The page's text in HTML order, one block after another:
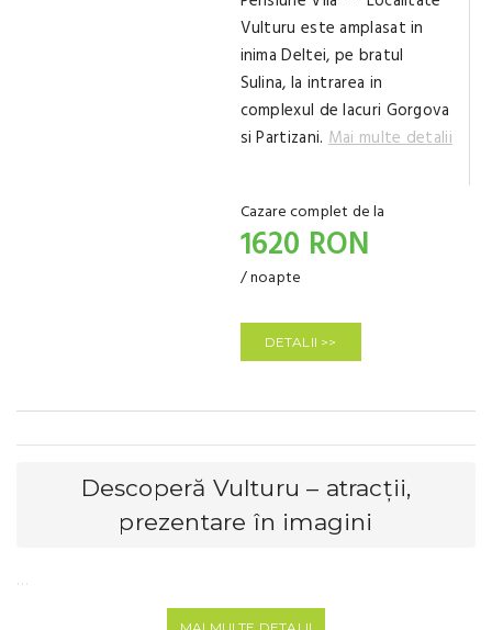
Vulturu este amplasat in
inima Deltei, pe bratul
Sulina, la intrarea in
complexul de lacuri Gorgova
si Partizani. Mai multe detalii
Cazare complet de la
1620 RON
/ noapte
DETALII >>
Descoperă Vulturu – atracții,
prezentare în imagini
…